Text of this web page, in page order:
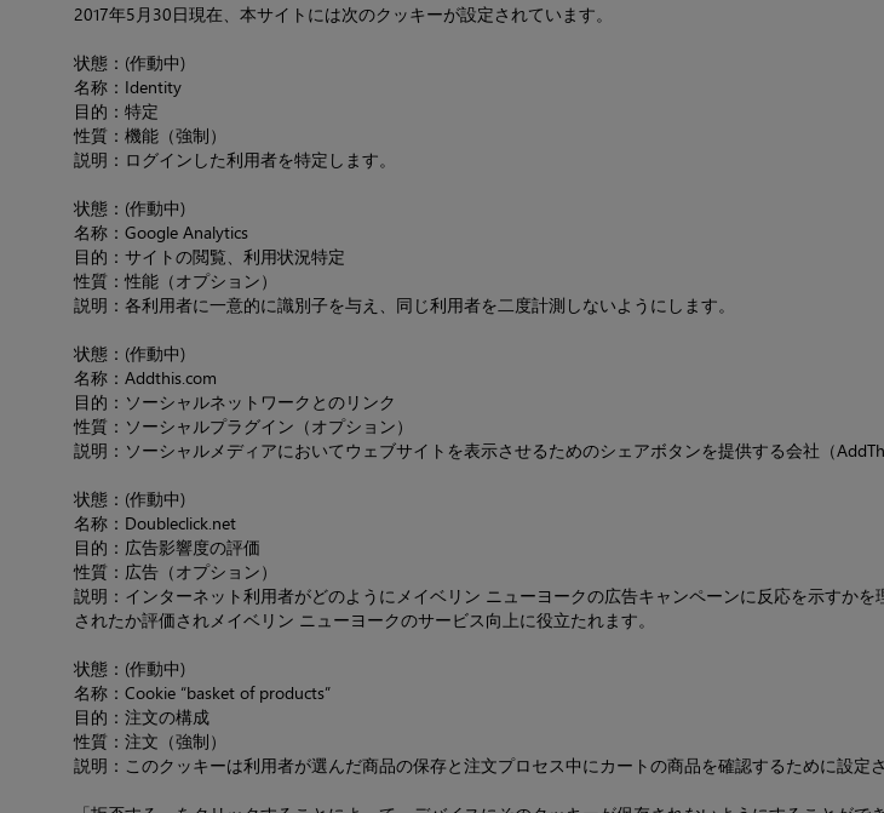
2017年5月30日現在、本サイトには次のクッキーが設定されています。
状態：(作動中)
名称：Identity
目的：特定
性質：機能（強制）
説明：ログインした利用者を特定します。
状態：(作動中)
名称：Google Analytics
目的：サイトの閲覧、利用状況特定
性質：性能（オプション）
説明：各利用者に一意的に識別子を与え、同じ利用者を二度計測しないようにします。
状態：(作動中)
名称：Addthis.com
目的：ソーシャルネットワークとのリンク
性質：ソーシャルプラグイン（オプション）
説明：ソーシャルメディアにおいてウェブサイトを表示させるためのシェアボタンを提供する会社（
状態：(作動中)
名称：Doubleclick.net
目的：広告影響度の評価
性質：広告（オプション）
説明：インターネット利用者がどのようにメイベリン ニューヨークの広告キャンペーンに反応を示すか
されたか評価されメイベリン ニューヨークのサービス向上に役立たれます。
状態：(作動中)
名称：Cookie “basket of products”
目的：注文の構成
性質：注文（強制）
説明：このクッキーは利用者が選んだ商品の保存と注文プロセス中にカートの商品を確認するために設定さ